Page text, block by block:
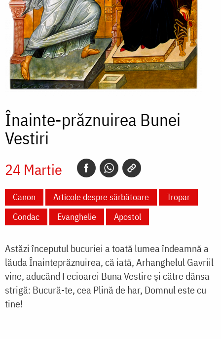
Înainte-prăznuirea Bunei
Vestiri
24 Martie
Canon Articole despre sărbătoare
Tropar
Condac
Evanghelie Apostol
Astăzi începutul bucuriei a toată lumea îndeamnă a
lăuda Înainteprăznuirea, că iată, Arhanghelul Gavriil
vine, aducând Fecioarei Buna Vestire şi către dânsa
strigă: Bucură-te, cea Plină de har, Domnul este cu
tine!